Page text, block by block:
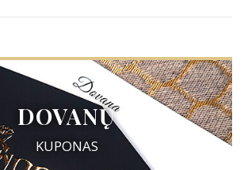
DOVANŲ
KUPONAS